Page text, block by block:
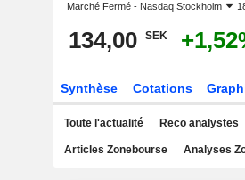
Marché Fermé - Nasdaq Stockholm
134,00 SEK
Synthèse Cotations
Toute l'actualité Reco analystes
Articles Zonebourse Analyses